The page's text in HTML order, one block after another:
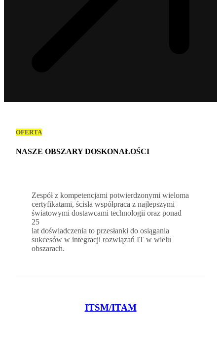
OFERTA
NASZE OBSZARY DOSKONAŁOŚCI
Zespół z kompetencjami potwierdzonymi wieloma
certyfikatami, ścisła współpraca z najlepszymi
światowymi dostawcami technologii oraz ponad
25
lat doświadczenia to przesłanki do osiągania
sukcesów w integracji rozwiązań IT w wielu
obszarach.
ITSM/ITAM